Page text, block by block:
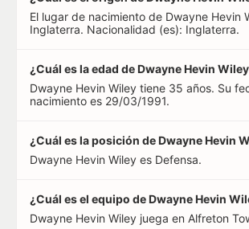
El lugar de nacimiento de Dwayne Hevin
Inglaterra. Nacionalidad (es): Inglaterra.
¿Cuál es la edad de Dwayne Hevin
Dwayne Hevin Wiley tiene 35 años. Su
nacimiento es 29/03/1991.
¿Cuál es la posición de Dwayne Hevin
Dwayne Hevin Wiley es Defensa.
¿Cuál es el equipo de Dwayne Hevin
Dwayne Hevin Wiley juega en Alfreton